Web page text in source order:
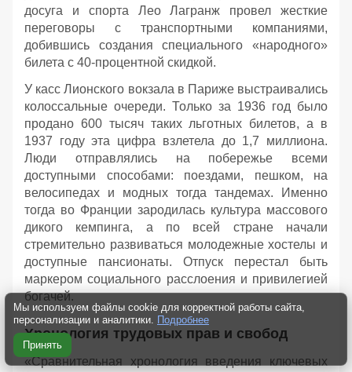
досуга и спорта Лео Лагранж провел жесткие
переговоры с транспортными компаниями,
добившись создания специального «народного»
билета с 40-процентной скидкой.
У касс Лионского вокзала в Париже выстраивались
колоссальные очереди. Только за 1936 год было
продано 600 тысяч таких льготных билетов, а в
1937 году эта цифра взлетела до 1,7 миллиона.
Люди отправлялись на побережье всеми
доступными способами: поездами, пешком, на
велосипедах и модных тогда тандемах. Именно
тогда во Франции зародилась культура массового
дикого кемпинга, а по всей стране начали
стремительно развиваться молодежные хостелы и
доступные пансионаты. Отпуск перестал быть
маркером социального расслоения и привилегией
богачей.
Хронология трудовых прав и свобод
«Сравнительная хронология введения ключевых
Мы используем файлы cookie для корректной работы сайта,
персонализации и аналитики. Подробнее
Принять